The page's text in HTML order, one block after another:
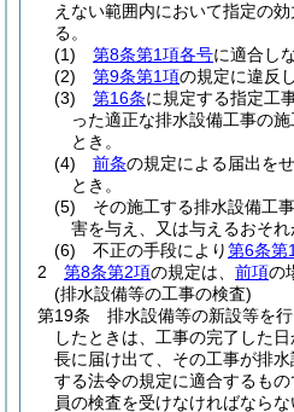
えない範囲内において指定の
る。
(1)
第8条第1項各号に適合し
(2)
第9条第1項の規定に違反
(3)
第16条に規定する指定工
った適正な排水設備工事の
とき。
(4)
前条の規定による届出を
とき。
(5)
その施工する排水設備工
害を与え、又は与えるおそれ
(6)
不正の手段により第6条第
2
第8条第2項の規定は、 前項の
(排水設備等の工事の検査)
第19条
排水設備等の新設等を
したときは、工事の完了した
長に届け出て、その工事が排
する法令の規定に適合するも
員の検査を受けなければならな